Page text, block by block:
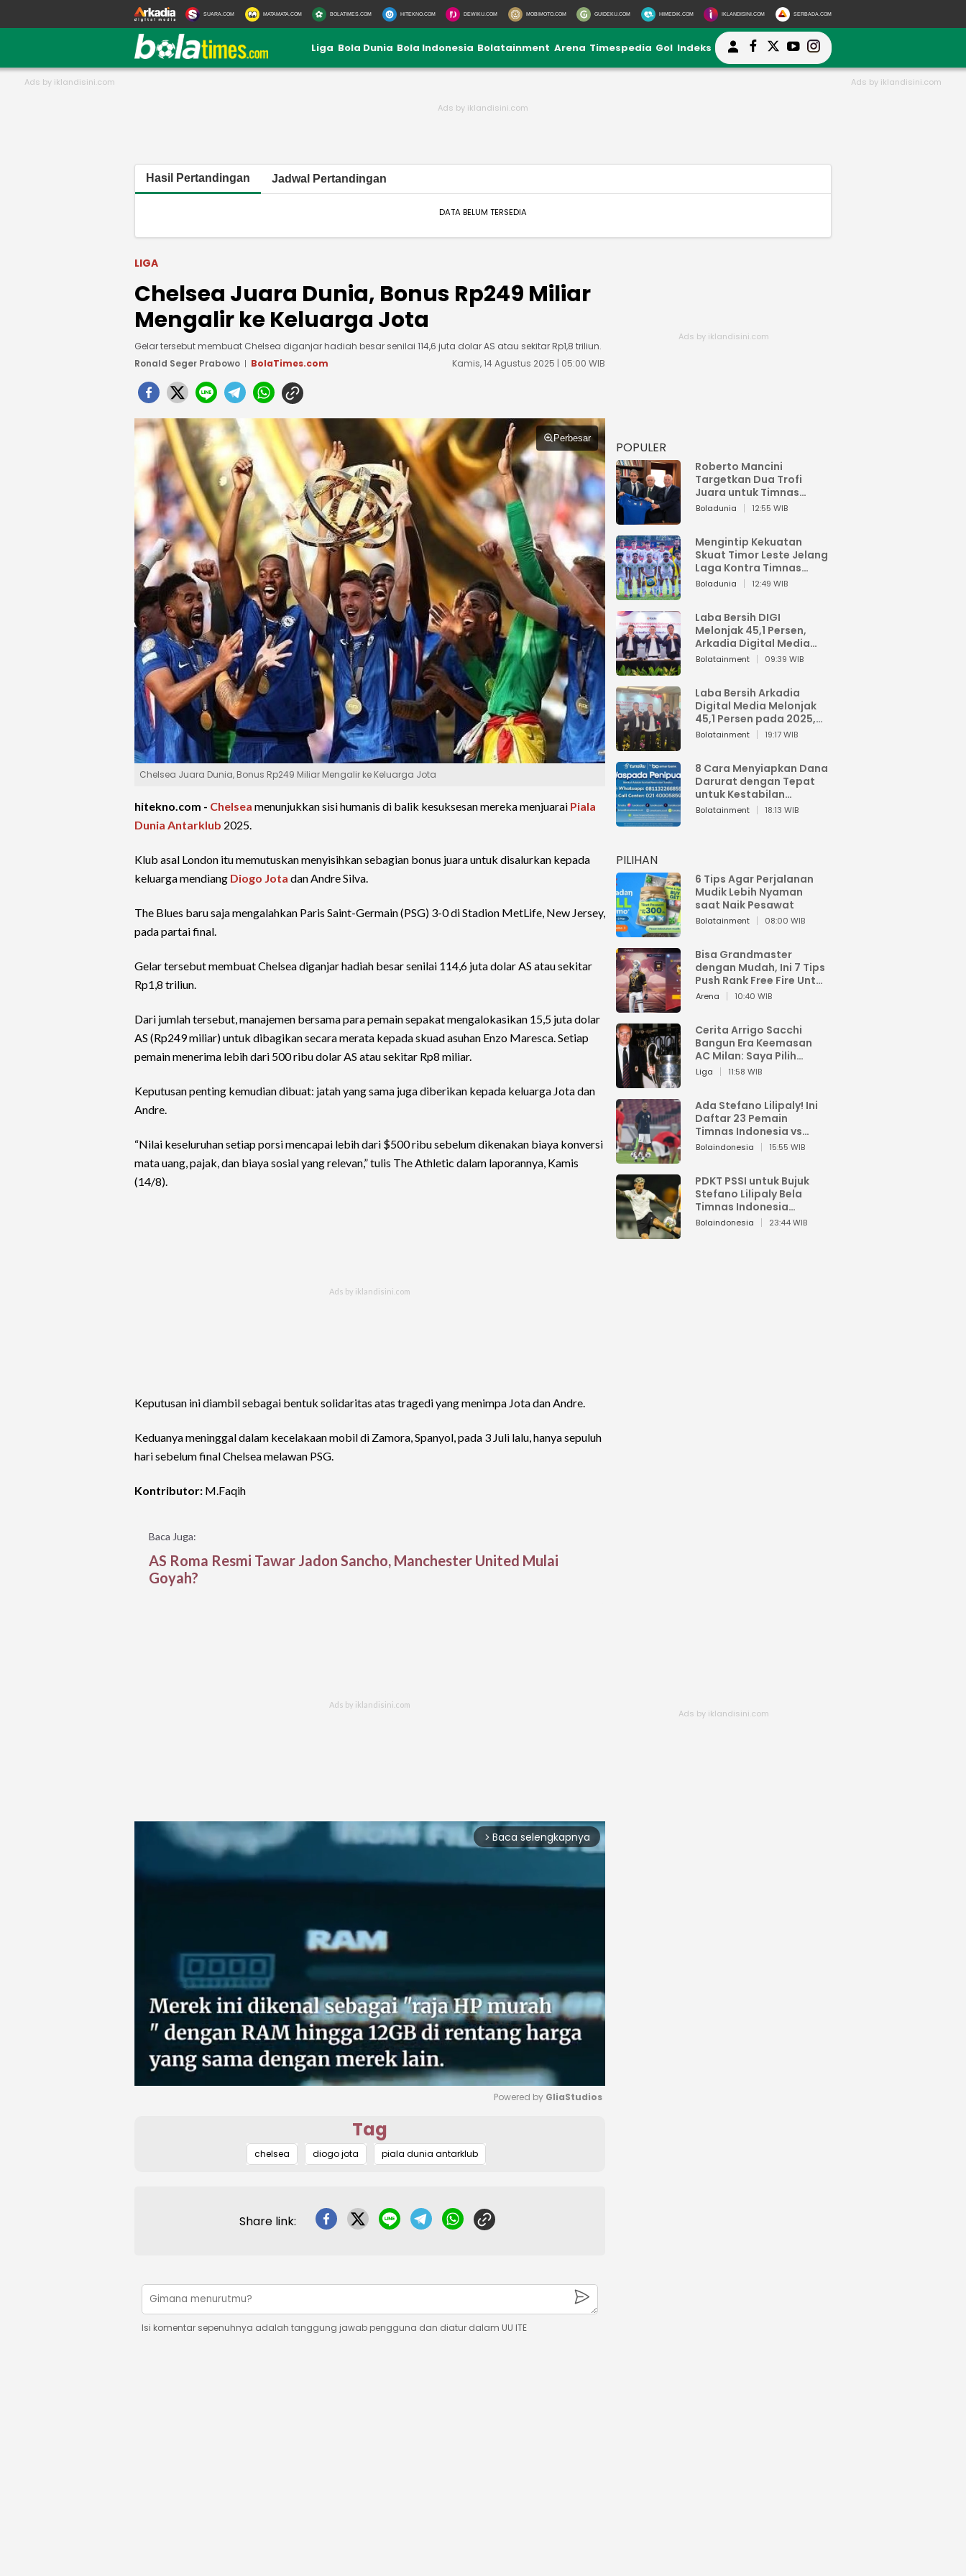
SUARA.COM MATAMATA.COM BOLATIMES.COM HITEKNO.COM DEWIKU.COM MOBIMOTO.COM GUIDEKU.COM HIMEDIK.COM IKLANDISINI.COM SERBADA.COM
Liga Bola Dunia Bola Indonesia Bolatainment Arena Timespedia Gol Indeks
Hasil Pertandingan Jadwal Pertandingan
DATA BELUM TERSEDIA
LIGA
Chelsea Juara Dunia, Bonus Rp249 Miliar
Mengalir ke Keluarga Jota
Gelar tersebut membuat Chelsea diganjar hadiah besar senilai 114,6 juta dolar AS atau sekitar Rp1,8 triliun.
Ronald Seger Prabowo
BolaTimes.com Kamis, 14 Agustus 2025 | 05:00 WIB
Perbesar
Chelsea Juara Dunia, Bonus Rp249 Miliar Mengalir ke Keluarga Jota
hitekno.com - Chelsea menunjukkan sisi humanis di balik kesuksesan mereka menjuarai Piala
Dunia Antarklub 2025.
Klub asal London itu memutuskan menyisihkan sebagian bonus juara untuk disalurkan kepada
keluarga mendiang Diogo Jota dan Andre Silva.
The Blues baru saja mengalahkan Paris Saint-Germain (PSG) 3-0 di Stadion MetLife, New Jersey,
pada partai final.
Gelar tersebut membuat Chelsea diganjar hadiah besar senilai 114,6 juta dolar AS atau sekitar
Rp1,8 triliun.
Dari jumlah tersebut, manajemen bersama para pemain sepakat mengalokasikan 15,5 juta dolar
AS (Rp249 miliar) untuk dibagikan secara merata kepada skuad asuhan Enzo Maresca. Setiap
pemain menerima lebih dari 500 ribu dolar AS atau sekitar Rp8 miliar.
Keputusan penting kemudian dibuat: jatah yang sama juga diberikan kepada keluarga Jota dan
Andre.
“Nilai keseluruhan setiap porsi mencapai lebih dari $500 ribu sebelum dikenakan biaya konversi
mata uang, pajak, dan biaya sosial yang relevan,” tulis The Athletic dalam laporannya, Kamis
(14/8).
Keputusan ini diambil sebagai bentuk solidaritas atas tragedi yang menimpa Jota dan Andre.
Keduanya meninggal dalam kecelakaan mobil di Zamora, Spanyol, pada 3 Juli lalu, hanya sepuluh
hari sebelum final Chelsea melawan PSG.
Kontributor: M.Faqih
Baca Juga:
AS Roma Resmi Tawar Jadon Sancho, Manchester United Mulai
Goyah?
arrow_forward_ios Baca selengkapnya
Powered by GliaStudios
Tag
chelsea diogo jota piala dunia antarklub
Share link:
Isi komentar sepenuhnya adalah tanggung jawab pengguna dan diatur dalam UU ITE
POPULER
Roberto Mancini
Targetkan Dua Trofi
Juara untuk Timnas
Italia
Boladunia 12:55 WIB
Mengintip Kekuatan
Skuat Timor Leste Jelang
Laga Kontra Timnas
Indonesia di Piala AFF
Boladunia 12:49 WIB
Laba Bersih DIGI
Melonjak 45,1 Persen,
Arkadia Digital Media
Perkuat Bisnis AI dan
Bolatainment 09:39 WIB
Laba Bersih Arkadia
Digital Media Melonjak
45,1 Persen pada 2025,
Sentuh Rp1,76 Miliar
Bolatainment 19:17 WIB
8 Cara Menyiapkan Dana
Darurat dengan Tepat
untuk Kestabilan
Keuangan
Bolatainment 18:13 WIB
PILIHAN
6 Tips Agar Perjalanan
Mudik Lebih Nyaman
saat Naik Pesawat
Bolatainment 08:00 WIB
Bisa Grandmaster
dengan Mudah, Ini 7 Tips
Push Rank Free Fire Untuk
Pemula
Arena 10:40 WIB
Cerita Arrigo Sacchi
Bangun Era Keemasan
AC Milan: Saya Pilih
Pemain dari Isi Otaknya
Liga 11:58 WIB
Ada Stefano Lilipaly! Ini
Daftar 23 Pemain
Timnas Indonesia vs
China
Bolaindonesia 15:55 WIB
PDKT PSSI untuk Bujuk
Stefano Lilipaly Bela
Timnas Indonesia
Berakhir Berantakan
Bolaindonesia 23:44 WIB